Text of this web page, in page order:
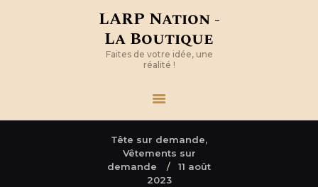
LARP Nation -
La Boutique
Faites de votre idée, une
réalité !
Tête sur demande,
Vêtements sur
demande
11 août
2023